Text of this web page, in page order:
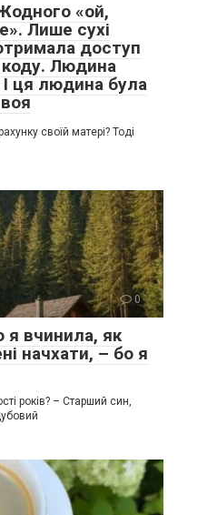
«ой,
Лише сухі
доступ
коду. Людина
ця людина була
своїй матері? Тоді
0
я вчинила, як
начхати, – бо я
років? – Старший син,